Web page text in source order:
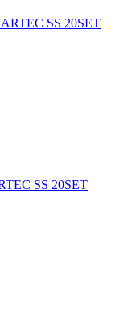
SS 20SET